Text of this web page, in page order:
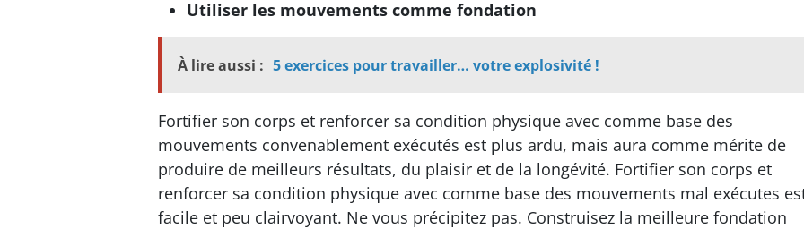
Utiliser les mouvements comme fondation
À lire aussi : 5 exercices pour travailler… votre explosivité !
Fortifier son corps et renforcer sa condition physique avec comme base des
mouvements convenablement exécutés est plus ardu, mais aura comme mérite de
produire de meilleurs résultats, du plaisir et de la longévité. Fortifier son corps et
renforcer sa condition physique avec comme base des mouvements mal exécutes
facile et peu clairvoyant. Ne vous précipitez pas. Construisez la meilleure fondation